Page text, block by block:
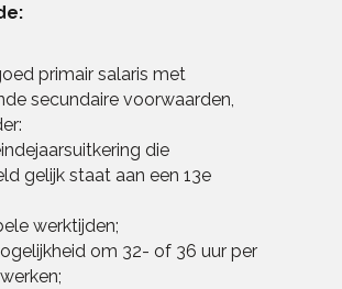
primair salaris met
secundaire voorwaarden,
die
gelijk staat aan een 13e
werktijden;
om 32- of 36 uur per